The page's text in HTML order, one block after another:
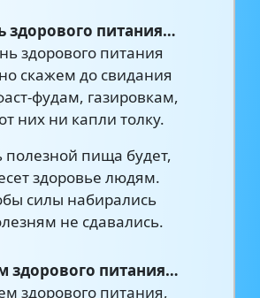
здорового питания…
здорового питания
скажем до свидания
фудам, газировкам,
них ни капли толку.
полезной пища будет,
здоровье людям.
силы набирались
не сдавались.
здорового питания…
здорового питания,